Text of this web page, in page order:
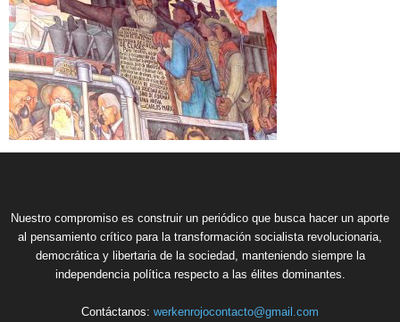
Nuestro compromiso es construir un periódico que busca hacer un aporte
al pensamiento crítico para la transformación socialista revolucionaria,
democrática y libertaria de la sociedad, manteniendo siempre la
independencia política respecto a las élites dominantes.
Contáctanos: werkenrojocontacto@gmail.com